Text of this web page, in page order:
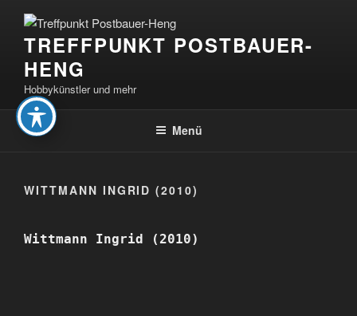
Inhalt
springenTREFFPUNKT POSTBAUER-
HENG
Hobbykünstler und mehr
Menü
WITTMANN INGRID (2010)
Wittmann Ingrid (2010)